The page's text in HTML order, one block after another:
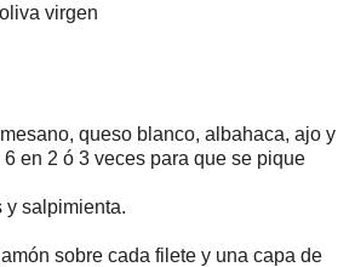
virgen
queso blanco, albahaca, ajo y
en 2 ó 3 veces para que se pique
y salpimienta.
sobre cada filete y una capa de